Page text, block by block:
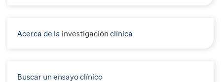
Acerca de la investigación clínica
Buscar un ensayo clínico